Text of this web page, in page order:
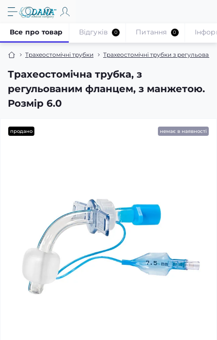
Трахеостомічні трубки Трахеостомічні трубки з
Трахеостомічна трубка, з
регульованим фланцем, з манжетою.
Розмір 6.0
Все про товар Відгуків 0 Питання 0
продано немає в наявності